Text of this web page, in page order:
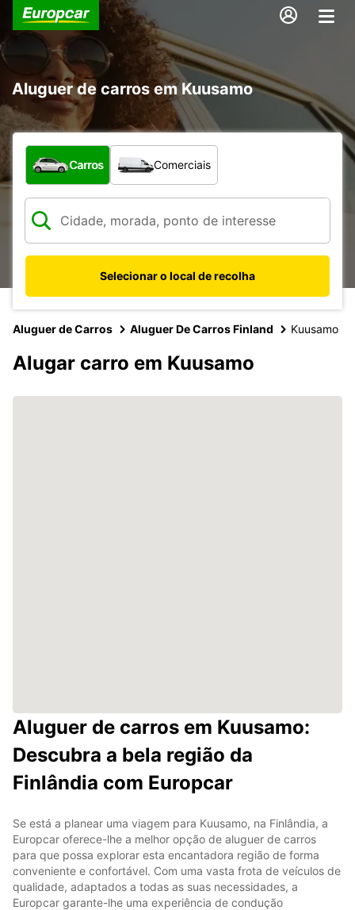
Aluguer de carros em Kuusamo
Que tipo de veículo pretende?
Carros Comerciais
Selecionar o local de recolha
Aluguer de Carros Aluguer De Carros Finland Kuusamo
Alugar carro em Kuusamo
Aluguer de carros em Kuusamo:
Descubra a bela região da
Finlândia com Europcar
Se está a planear uma viagem para Kuusamo, na Finlândia, a
Europcar oferece-lhe a melhor opção de aluguer de carros
para que possa explorar esta encantadora região de forma
conveniente e confortável. Com uma vasta frota de veículos de
qualidade, adaptados a todas as suas necessidades, a
Europcar garante-lhe uma experiência de condução